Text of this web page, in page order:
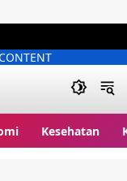
Kesehatan